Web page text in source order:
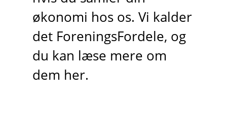
økonomi hos os. Vi kalder
det ForeningsFordele, og
du kan læse mere om
dem her.